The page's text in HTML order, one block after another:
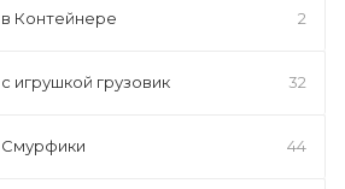
Контейнере 2
игрушкой грузовик 32
44